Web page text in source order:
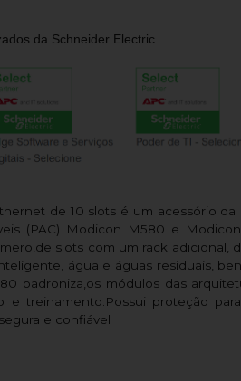
da Schneider Electric
de 10 slots é um acessório
​​(PAC) Modicon M580 e
slots com um rack adicional,
água e águas residuais,
padroniza,os módulos das
e treinamento.Possui proteção
e confiável